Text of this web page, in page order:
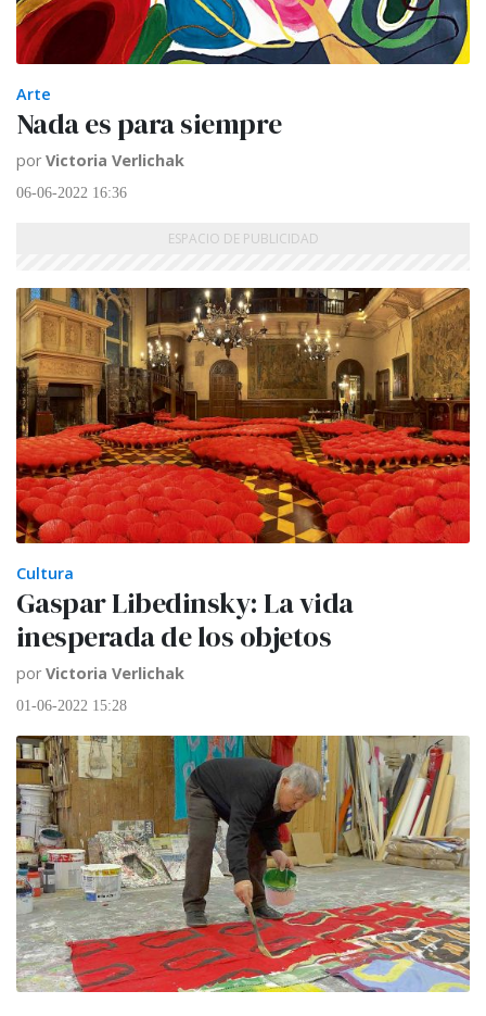
Arte
Nada es para siempre
porVictoria Verlichak
06-06-2022 16:36
Cultura
Gaspar Libedinsky: La vida
inesperada de los objetos
porVictoria Verlichak
01-06-2022 15:28